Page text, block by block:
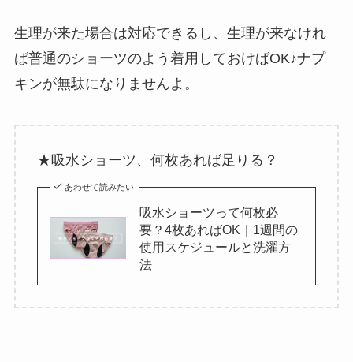
生理が来た場合は対応できるし、生理が来なけれ
ば普通のショーツのよう着用しておけばOK♪ナプ
キンが無駄になりませんよ。
★吸水ショーツ、何枚あれば足りる？
あわせて読みたい
吸水ショーツって何枚必
要？4枚あればOK｜1週間の
使用スケジュールと洗濯方
法